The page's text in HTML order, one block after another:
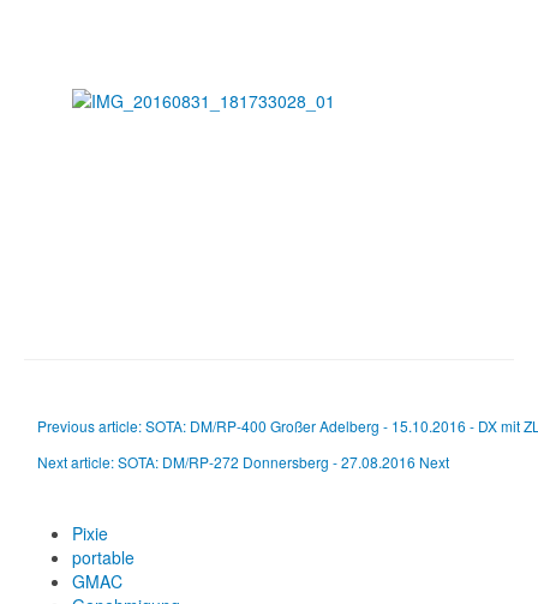
Previous article: SOTA: DM/RP-400 Großer Adelberg - 15.10.2016 - DX mit
Next article: SOTA: DM/RP-272 Donnersberg - 27.08.2016 Next
Pixie
portable
GMAC